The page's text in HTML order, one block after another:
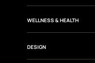
WELLNESS & HEALTH
DESIGN